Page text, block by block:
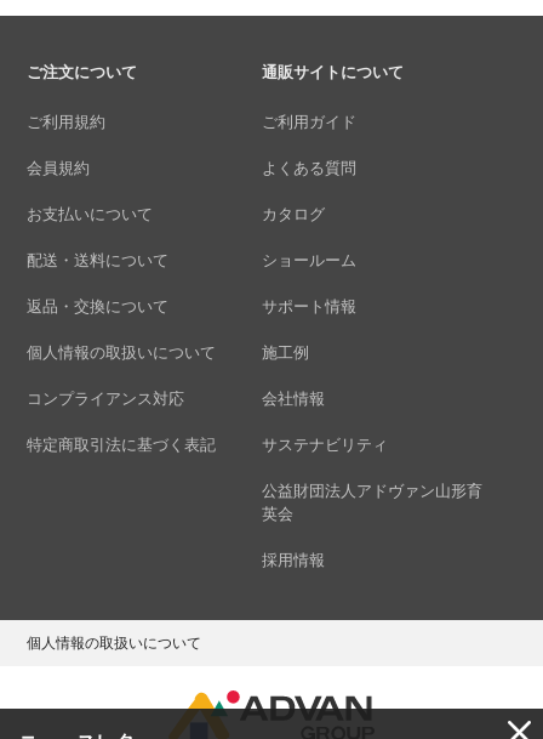
ご注文について
ご利用規約
会員規約
お支払いについて
配送・送料について
返品・交換について
個人情報の取扱いについて
コンプライアンス対応
特定商取引法に基づく表記
通販サイトについて
ご利用ガイド
よくある質問
カタログ
ショールーム
サポート情報
施工例
会社情報
サステナビリティ
公益財団法人アドヴァン山形育
英会
採用情報
個人情報の取扱いについて